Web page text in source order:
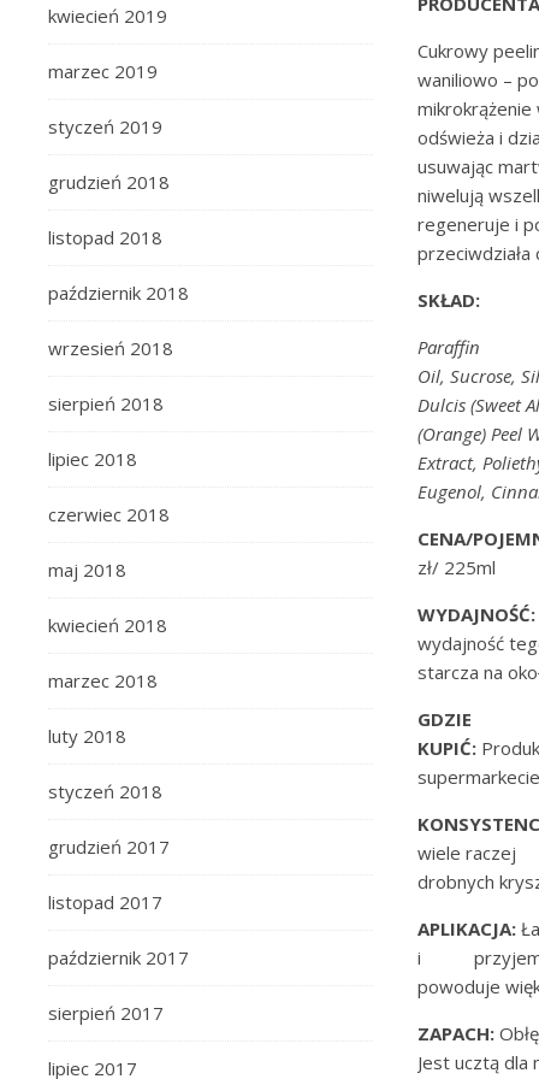
kwiecień 2019
marzec 2019
styczeń 2019
grudzień 2018
listopad 2018
październik 2018
wrzesień 2018
sierpień 2018
lipiec 2018
czerwiec 2018
maj 2018
kwiecień 2018
marzec 2018
luty 2018
styczeń 2018
grudzień 2017
listopad 2017
październik 2017
sierpień 2017
lipiec 2017
Cukrowy
waniliowo –
odświeża i
usuwając
niwelują
regeneruje i
przeciwdziała
SKŁAD:
Paraffin
Oil, Sucrose,
Dulcis (Sweet
(Orange) Peel
Extract,
Eugenol,
CENA/
zł/ 225ml
WYDAJNOŚĆ:
wydajność
starcza na
GDZIE
KUPIĆ:
wiele raczej
drobnych
APLIKACJA:
i
powoduje
ZAPACH:
Jest ucztą dla